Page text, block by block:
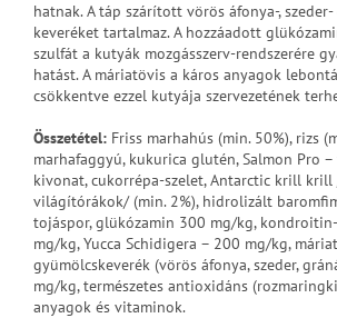
hatnak. A táp szárított vörös áfonya-,
keveréket tartalmaz. A hozzáadott
szulfát a kutyák mozgásszerv-rendszerére
hatást. A máriatövis a káros anyagok
csökkentve ezzel kutyája szervezetének
Összetétel: Friss marhahús (min. 50%), rizs
marhafaggyú, kukurica glutén, Salmon Pro
kivonat, cukorrépa-szelet, Antarctic krill
világítórákok/ (min. 2%), hidrolizált
tojáspor, glükózamin 300 mg/kg,
mg/kg, Yucca Schidigera – 200 mg/kg,
gyümölcskeverék (vörös áfonya, szeder,
mg/kg, természetes antioxidáns
anyagok és vitaminok.